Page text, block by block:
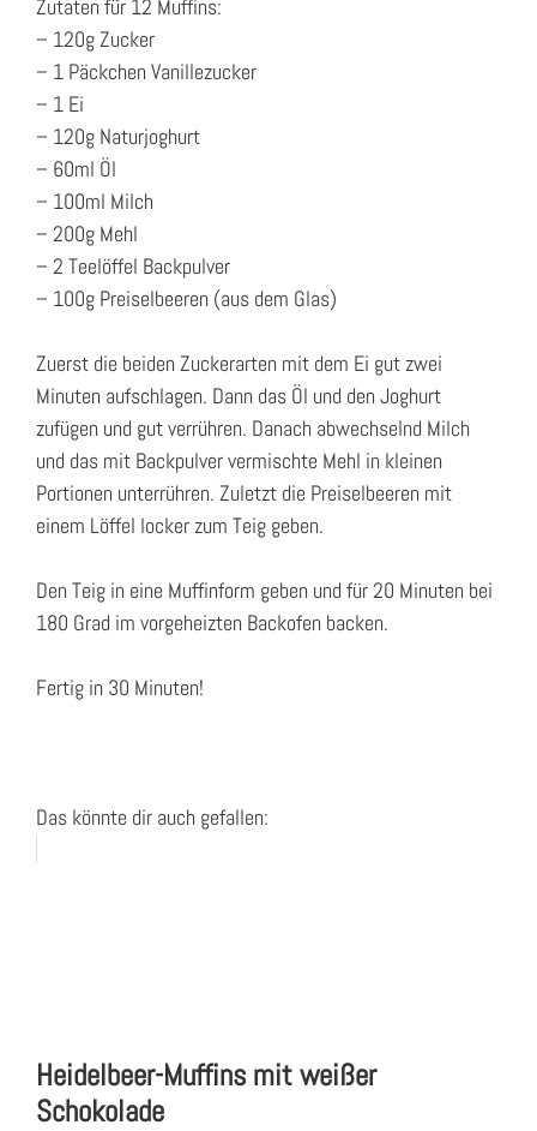
Zutaten für 12 Muffins:
– 120g Zucker
– 1 Päckchen Vanillezucker
– 1 Ei
– 120g Naturjoghurt
– 60ml Öl
– 100ml Milch
– 200g Mehl
– 2 Teelöffel Backpulver
– 100g Preiselbeeren (aus dem Glas)
Zuerst die beiden Zuckerarten mit dem Ei gut zwei
Minuten aufschlagen. Dann das Öl und den Joghurt
zufügen und gut verrühren. Danach abwechselnd Milch
und das mit Backpulver vermischte Mehl in kleinen
Portionen unterrühren. Zuletzt die Preiselbeeren mit
einem Löffel locker zum Teig geben.
Den Teig in eine Muffinform geben und für 20 Minuten bei
180 Grad im vorgeheizten Backofen backen.
Fertig in 30 Minuten!
Das könnte dir auch gefallen:
Heidelbeer-Muffins mit weißer
Schokolade